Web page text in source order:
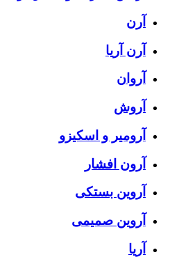
آرن
آرن آریا
آروان
آروش
آرومیر و اسکیزو
آرون افشار
آروین بستکی
آروین صمیمی
آریا